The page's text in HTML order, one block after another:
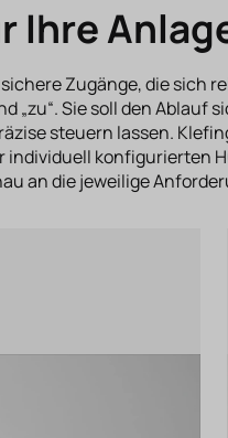
Ihre
Zugänge, die sich
„zu“. Sie soll den
steuern lassen.
konfigurierten
an die jeweilige